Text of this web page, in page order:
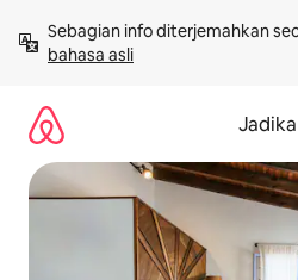
langsung
lihat
Sebagian info diterjemahkan
bahasa asli